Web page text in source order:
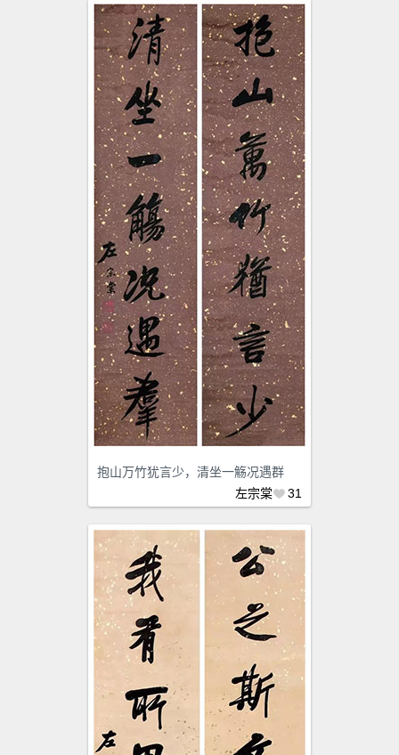
抱山万竹犹言少，清坐一觞况遇群
左宗棠
31